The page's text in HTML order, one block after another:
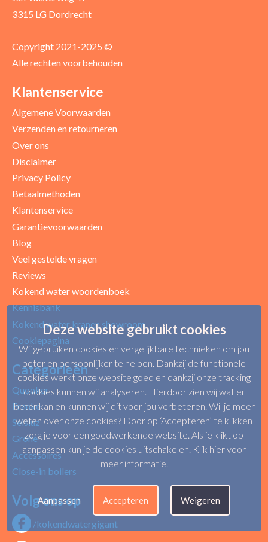
Uw beoordeling
3315 LG Dordrecht
Copyright 2021-2025 ©
Alle rechten voorbehouden
Klantenservice
Algemene Voorwaarden
Verzenden en retourneren
Over ons
Disclaimer
Privacy Policy
Betaalmethoden
Klantenservice
Garantievoorwaarden
Blog
Veel gestelde vragen
Reviews
Kokend water woordenboek
Kennisbank
Kokend water kranen showroom
Cookiepagina
Categorieën
Quooker
Franke
Selsiuz
Grohe
Accessoires
Close-in boilers
Volg ons op
/kokendwatergigant
Deze website gebruikt cookies
Wij gebruiken cookies en vergelijkbare technieken om jou
beter en persoonlijker te helpen. Dankzij de functionele
cookies werkt onze website goed en dankzij onze tracking
cookies kunnen wij analyseren. Hierdoor zien wij wat er
beter kan en kunnen wij dit voor jou verbeteren. Wil je meer
weten over onze cookies? Door op ‘Accepteren’ te klikken
zorg je voor een goedwerkende website. Als je klikt op
aanpassen kun je de cookies uitschakelen. Klik hier voor
meer informatie.
Aanpassen Accepteren Weigeren